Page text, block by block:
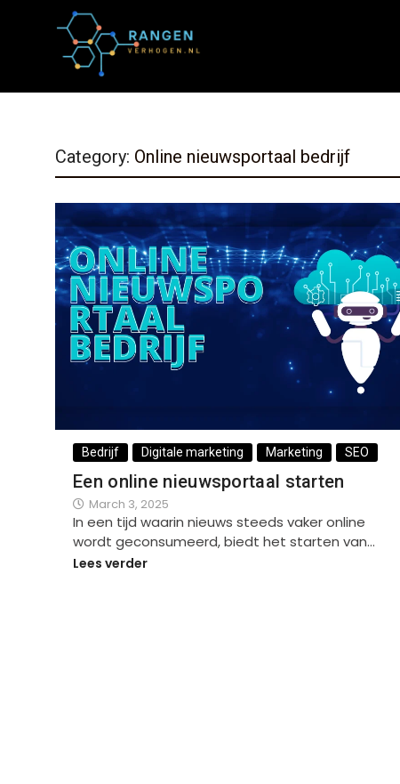
Category: Online nieuwsportaal bedrijf
Bedrijf Digitale marketing Marketing SEO
Een online nieuwsportaal starten
March 3, 2025
In een tijd waarin nieuws steeds vaker online
wordt geconsumeerd, biedt het starten van…
Lees verder